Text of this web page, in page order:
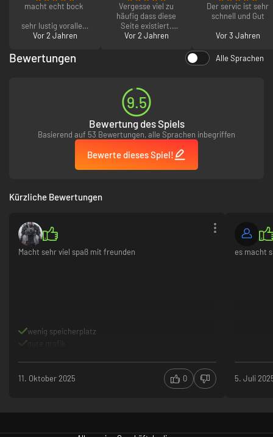
macht echt bock
sehr lustig vorallem
mit freunden aber
echt gute sounds
Vor 2 Jahren
Vergesse viel zu
häufig dass diese
Seite existiert.
Service hat bisher
oder mindestens 50€
sparen. Danke, dass
ihr existiert!
Vor 2 Jahren
Der servic ist sehr
schnell und Gut
Vor 3 Jahren
Bewertungen Alle Sprachen
9.5
Bewertung des Spiels
Basierend auf 53 Bewertungen, alle Sprachen inbegriffen
Bewerte dieses Spiel!
Kürzliche Bewertungen
Macht sehr viel spaß mit freunden
wenig speicherplatz
11. Oktober 2025 0
es macht
5. Juli